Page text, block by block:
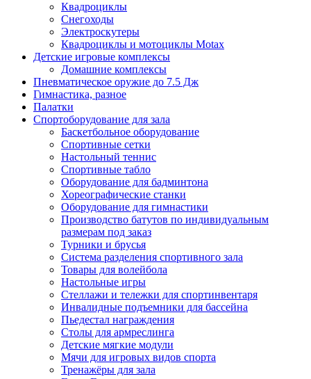
Квадроциклы
Снегоходы
Электроскутеры
Квадроциклы и мотоциклы Motax
Детские игровые комплексы
Домашние комплексы
Пневматическое оружие до 7.5 Дж
Гимнастика, разное
Палатки
Спортоборудование для зала
Баскетбольное оборудование
Спортивные сетки
Настольный теннис
Спортивные табло
Оборудование для бадминтона
Хореографические станки
Оборудование для гимнастики
Производство батутов по индивидуальным
размерам под заказ
Турники и брусья
Система разделения спортивного зала
Товары для волейбола
Настольные игры
Стеллажи и тележки для спортинвентаря
Инвалидные подъемники для бассейна
Пьедестал награждения
Столы для армреслинга
Детские мягкие модули
Мячи для игровых видов спорта
Тренажёры для зала